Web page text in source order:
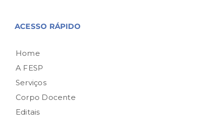
ACESSO RÁPIDO
Home
A FESP
Serviços
Corpo Docente
Editais